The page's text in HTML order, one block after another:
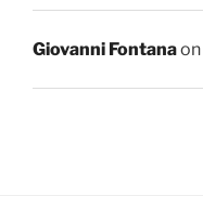
Giovanni Fontanaon